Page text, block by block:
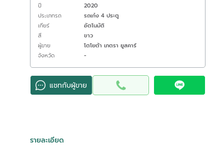
ปี
2020
ประเภทรถ
รถเก๋ง 4 ประตู
เกียร์
อัตโนมัติ
สี
ขาว
ผู้ขาย
โตโยต้า เภตรา ยูสคาร์
จังหวัด
-
แชทกับผู้ขาย
รายละเอียด